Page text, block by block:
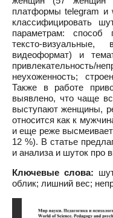
платформы telegram и
классифицировать
параметрам: способ
тексто-
видеоформат) и
привлекательность/
неухоженность;
Также в работе
выявлено, что чаще
выступают женщины,
относится как к
и еще реже
12 %). В статье
и анализа и шуток про
Ключевые слова:
облик; лишний вес;